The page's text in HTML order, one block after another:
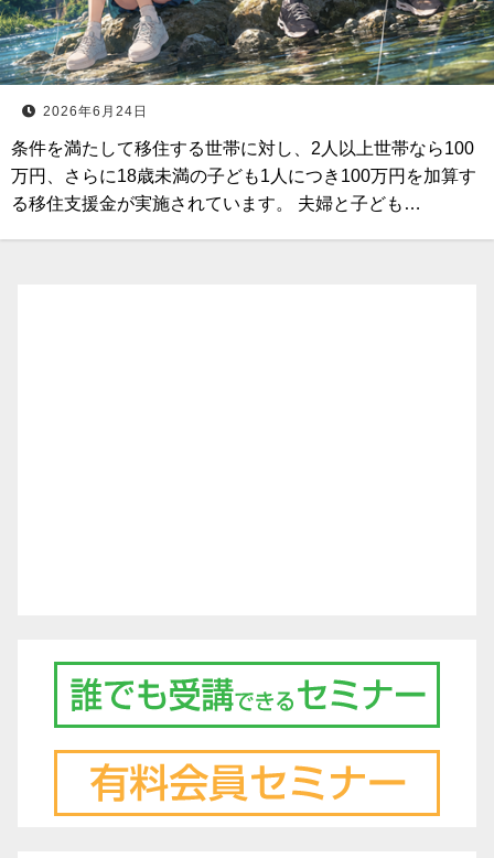
2026年6月24日
条件を満たして移住する世帯に対し、2人以上世帯なら100
万円、さらに18歳未満の子ども1人につき100万円を加算す
る移住支援金が実施されています。 夫婦と子ども…